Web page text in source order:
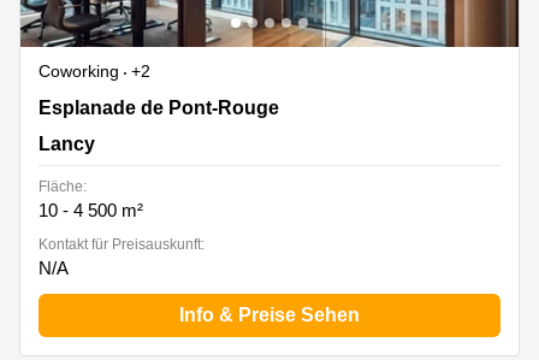
Coworking
+2
Esplanade de Pont-Rouge 9A, Lancy
Esplanade de Pont-Rouge
Lancy
Fläche:
10 - 4 500 m²
Kontakt für Preisauskunft:
N/A
Info & Preise Sehen